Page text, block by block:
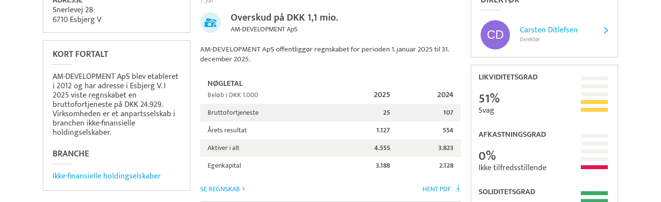
Carsten Ditlefsen
Direktør
LIKVIDITETSGRAD
51%
Svag
AFKASTNINGSGRAD
0%
Ikke tilfredsstillende
SOLIDITETSGRAD
Snerlevej 28
6710 Esbjerg V
KORT FORTALT
AM-DEVELOPMENT ApS blev etableret
i 2012 og har adresse i Esbjerg V. I
2025 viste regnskabet en
bruttofortjeneste på DKK 24.929.
Virksomheden er et anpartsselskab i
branchen ikke-finansielle
holdingselskaber.
BRANCHE
Ikke-finansielle holdingselskaber
Overskud på DKK 1,1 mio.
AM-DEVELOPMENT ApS
AM-DEVELOPMENT ApSoffentliggør regnskabet for perioden 1. januar 2025 til 31.
december 2025.
NØGLETAL
Beløb i DKK 1.000 2025 2024
Bruttofortjeneste 25
107
Årets resultat
1.127
554
Aktiver i alt
4.555
3.823
Egenkapital
3.188 2.128
SE REGNSKAB HENT PDF